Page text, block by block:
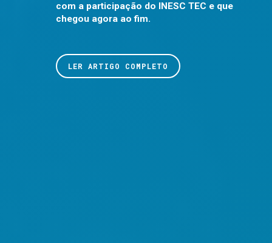
com a participação do INESC TEC e que
chegou agora ao fim.
LER ARTIGO COMPLETO